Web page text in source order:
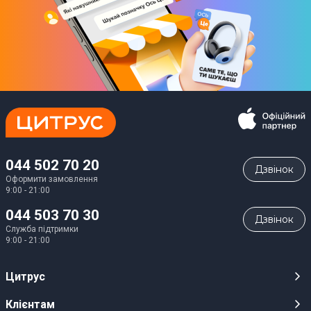
044 502 70 20
Оформити замовлення
9:00 - 21:00
Дзвiнок
044 503 70 30
Служба підтримки
9:00 - 21:00
Дзвiнок
Цитрус
Кар’єра
Клієнтам